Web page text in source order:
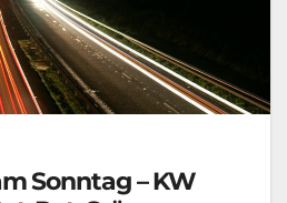
Sonntag – KW